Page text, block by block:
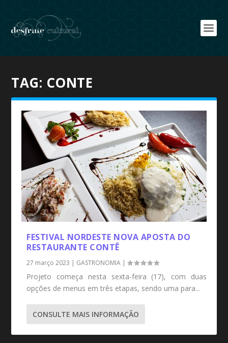
TAG: CONTE
FESTIVAL NORDESTE NOVA APOSTA DO
RESTAURANTE CONTÊ
27 março 2023 | GASTRONOMIA |
Projeto começa nesta sexta-feira (17), com duas
opções de menus em três etapas, sendo uma para...
CONSULTE MAIS INFORMAÇÃO